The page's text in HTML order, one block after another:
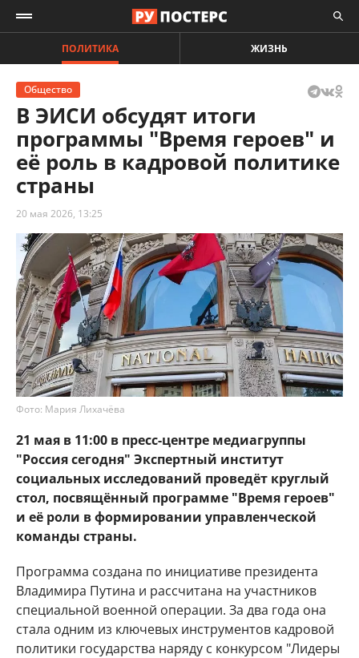
ПОЛИТИКА ЖИЗНЬ
Общество
В ЭИСИ обсудят итоги
программы "Время героев" и
её роль в кадровой политике
страны
20 мая 2026, 13:25
Фото: Мария Лихачёва
21 мая в 11:00 в пресс-центре медиагруппы
"Россия сегодня" Экспертный институт
социальных исследований проведёт круглый
стол, посвящённый программе "Время героев"
и её роли в формировании управленческой
команды страны.
Программа создана по инициативе президента
Владимира Путина и рассчитана на участников
специальной военной операции. За два года она
стала одним из ключевых инструментов кадровой
политики государства наряду с конкурсом "Лидеры